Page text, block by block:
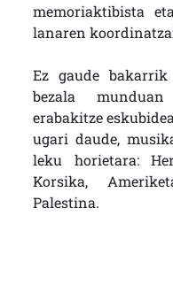
memoriaktibista
lanaren
Ez gaude
bezala
erabakitze
ugari daude,
leku horietara:
Korsika,
Palestina.